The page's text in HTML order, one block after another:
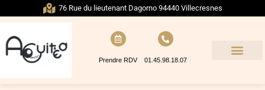
76 Rue du lieutenant Dagorno 94440 Villecresnes
Prendre RDV 01.45.98.18.07